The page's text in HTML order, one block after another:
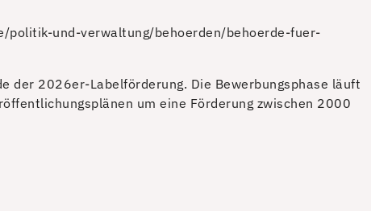
politik-und-verwaltung/behoerden/behoerde-fuer-
der 2026er-Labelförderung. Die Bewerbungsphase läuft
um eine Förderung zwischen 2000